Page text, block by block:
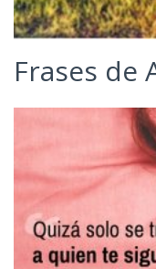
Frases de